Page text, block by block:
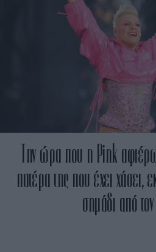
Την ώρα που η Pink
πατέρα της που έχει χάσει,
σημάδι από